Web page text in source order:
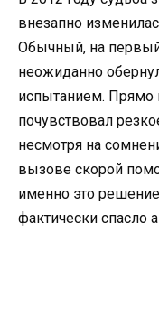
внезапно
Обычный, на
неожиданно
испытанием. Прямо
почувствовал
несмотря на
вызове скорой
именно это
фактически спасло